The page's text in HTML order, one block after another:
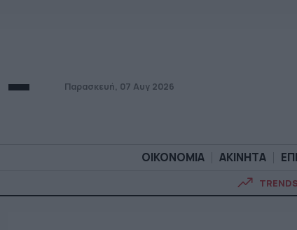
Παρασκευή, 07 Αυγ 2026
ΟΙΚΟΝΟΜΙΑ ΑΚΙΝΗΤΑ